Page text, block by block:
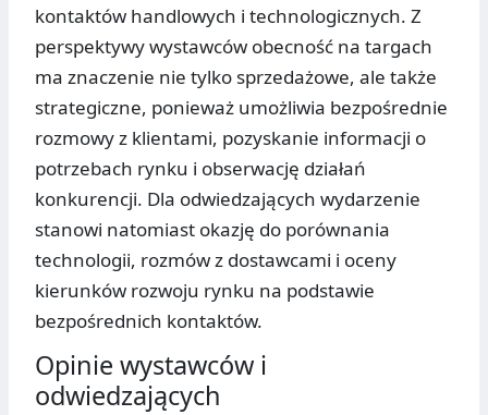
kontaktów handlowych i technologicznych. Z
perspektywy wystawców obecność na targach
ma znaczenie nie tylko sprzedażowe, ale także
strategiczne, ponieważ umożliwia bezpośrednie
rozmowy z klientami, pozyskanie informacji o
potrzebach rynku i obserwację działań
konkurencji. Dla odwiedzających wydarzenie
stanowi natomiast okazję do porównania
technologii, rozmów z dostawcami i oceny
kierunków rozwoju rynku na podstawie
bezpośrednich kontaktów.
Opinie wystawców i
odwiedzających